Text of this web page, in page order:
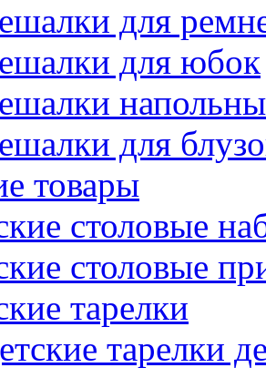
для
для юбок
для
товары
столовые
столовые
тарелки
тарелки